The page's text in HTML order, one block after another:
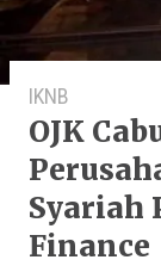
IKNB
OJK
Syariah
Finance